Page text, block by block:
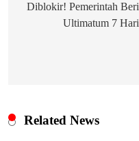
Diblokir! Pemerintah Beri
Ultimatum 7 Hari
Related News